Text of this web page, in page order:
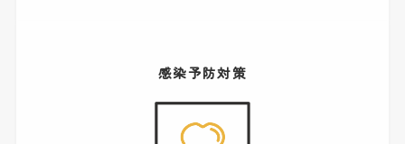
感染予防対策